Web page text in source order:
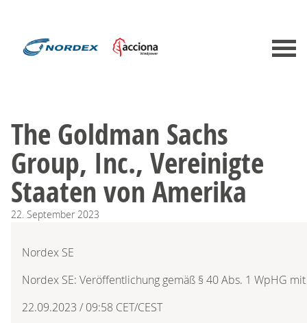
The Goldman Sachs
Group, Inc., Vereinigte
Staaten von Amerika
22. September 2023
Nordex SE
Nordex SE: Veröffentlichung gemäß § 40 Abs. 1 WpHG
22.09.2023 / 09:58 CET/CEST